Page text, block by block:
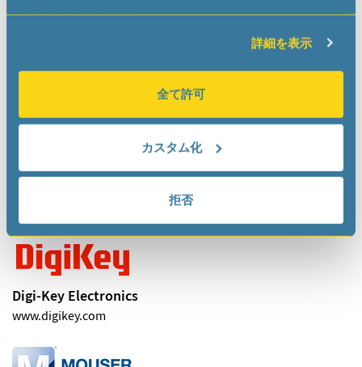
詳細を表示
全て許可
カスタム化
拒否
ONLINE DISTRIBUTORS
Arrow
Digi-Key Electronics
www.digikey.com